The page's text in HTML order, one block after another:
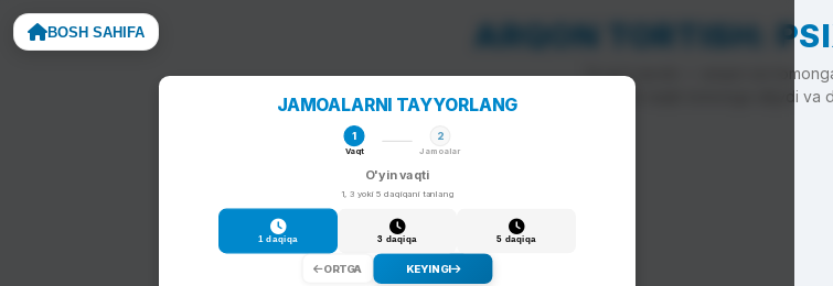
BOSH SAHIFA ARQON TORTISH:
To'g'ri javob — arqon siz
Noto'g'ri javob — arqon raqib tomonga siljiydi va
JAMOALARNI TAYYORLANG
1
Vaqt
2
Jamoalar
O'yin vaqti
1, 3 yoki 5 daqiqani tanlang
1 daqiqa 3 daqiqa 5 daqiqa
ORTGA KEYINGI